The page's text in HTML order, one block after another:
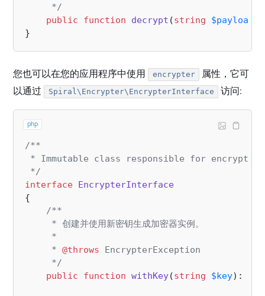
     */
public
function decrypt (string $payload
您也可以在您的应用程序中使用 encrypter
属性，它可
以通过
Spiral\Encrypter\EncrypterInterface 访问:
php
/**
* Immutable class responsible for
*/
interface EncrypterInterface
{
/**
     * 创建并使用新密钥生成加密器实例。
     *
     *
@throws EncrypterException
     */
public
function withKey(string $key):